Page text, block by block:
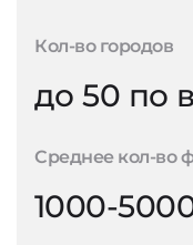
Кол-во городов
до 50 по
Среднее кол-во
1000-